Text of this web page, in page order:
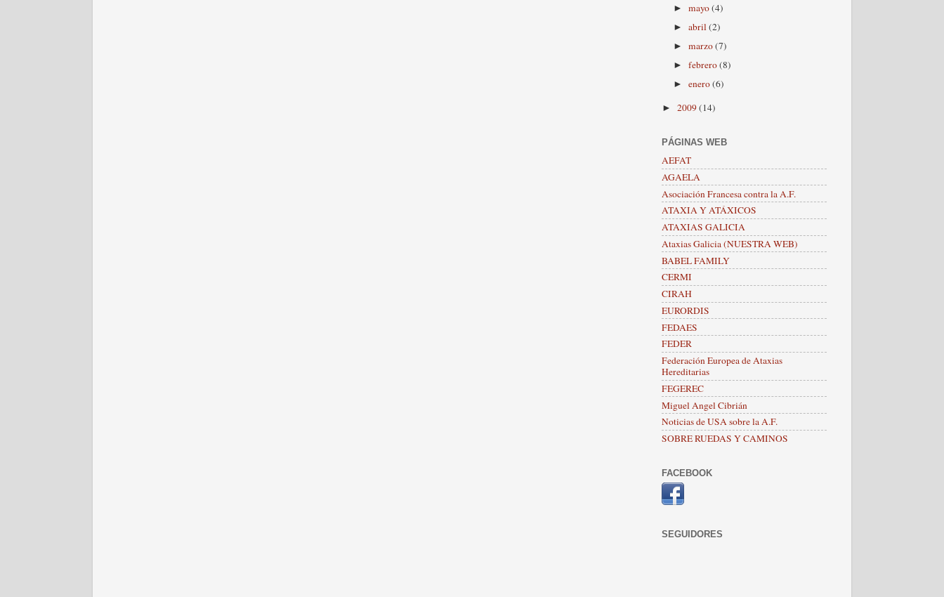
►mayo(4)
►abril(2)
►marzo(7)
►febrero(8)
►enero(6)
► 2009(14)
PÁGINAS WEB
AEFAT
AGAELA
Asociación Francesa contra la A.F.
ATAXIA Y ATÁXICOS
ATAXIAS GALICIA
Ataxias Galicia (NUESTRA WEB)
BABEL FAMILY
CERMI
CIRAH
EURORDIS
FEDAES
FEDER
Federación Europea de Ataxias
Hereditarias
FEGEREC
Miguel Angel Cibrián
Noticias de USA sobre la A.F.
SOBRE RUEDAS Y CAMINOS
FACEBOOK
SEGUIDORES